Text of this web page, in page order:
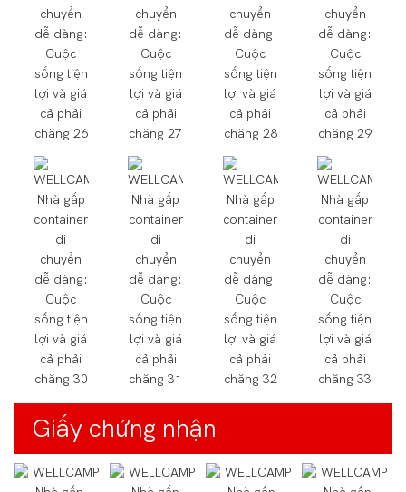
Giấy chứng nhận